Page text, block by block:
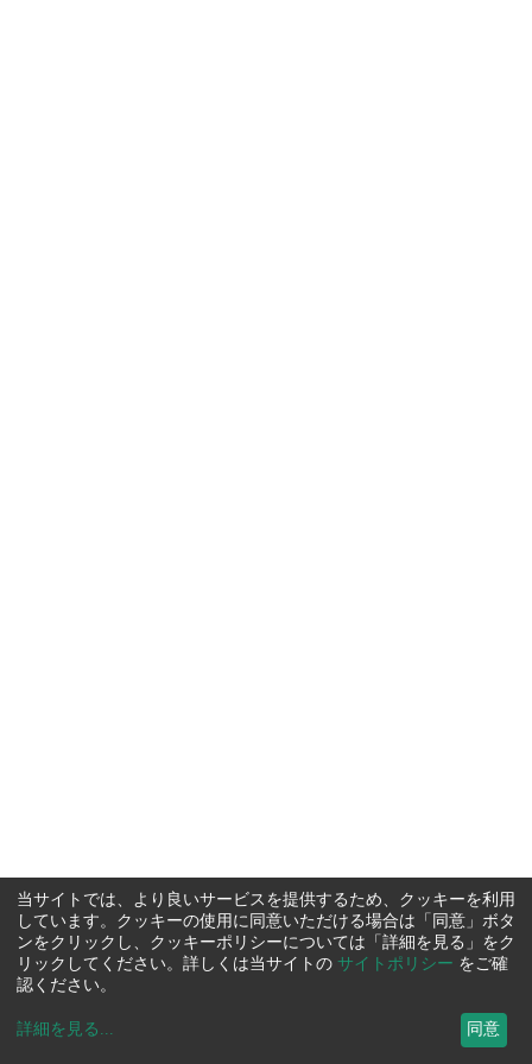
当サイトでは、より良いサービスを提供するため、クッキーを利用
しています。クッキーの使用に同意いただける場合は「同意」ボタ
ンをクリックし、クッキーポリシーについては「詳細を見る」をク
リックしてください。詳しくは当サイトの サイトポリシー をご確
認ください。
詳細を見る ... 同意